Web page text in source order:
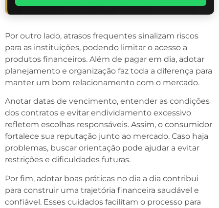
Por outro lado, atrasos frequentes sinalizam riscos
para as instituições, podendo limitar o acesso a
produtos financeiros. Além de pagar em dia, adotar
planejamento e organização faz toda a diferença para
manter um bom relacionamento com o mercado.
Anotar datas de vencimento, entender as condições
dos contratos e evitar endividamento excessivo
refletem escolhas responsáveis. Assim, o consumidor
fortalece sua reputação junto ao mercado. Caso haja
problemas, buscar orientação pode ajudar a evitar
restrições e dificuldades futuras.
Por fim, adotar boas práticas no dia a dia contribui
para construir uma trajetória financeira saudável e
confiável. Esses cuidados facilitam o processo para